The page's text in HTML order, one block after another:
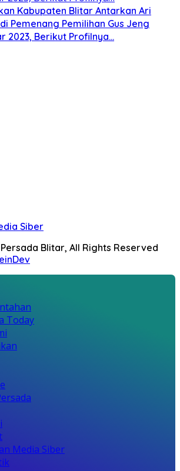
Kabupaten Blitar Antarkan Ari
Pemenang Pemilihan Gus Jeng
2023, Berikut Profilnya…
Siber
Blitar, All Rights Reserved
Today
Media Siber